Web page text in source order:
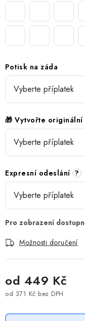
Potisk na záda
🎁 Vytvořte originální
Expresní odeslání ?
Možnosti doručení
od 449 Kč
od 371 Kč bez DPH